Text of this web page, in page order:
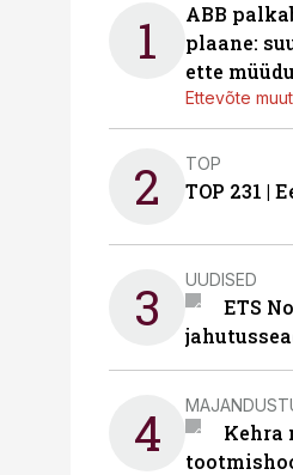
1
ABB
plaane:
ette
Ettevõte
2 TOP
TOP 231 |
3 UUDISED
ETS
4
Kehra